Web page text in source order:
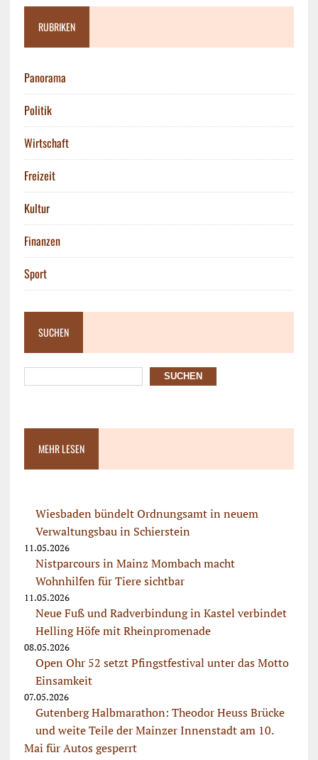
RUBRIKEN
Panorama
Politik
Wirtschaft
Freizeit
Kultur
Finanzen
Sport
SUCHEN
SUCHEN
MEHR LESEN
Wiesbaden bündelt Ordnungsamt in neuem
Verwaltungsbau in Schierstein
11.05.2026
Nistparcours in Mainz Mombach macht
Wohnhilfen für Tiere sichtbar
11.05.2026
Neue Fuß und Radverbindung in Kastel verbindet
Helling Höfe mit Rheinpromenade
08.05.2026
Open Ohr 52 setzt Pfingstfestival unter das Motto
Einsamkeit
07.05.2026
Gutenberg Halbmarathon: Theodor Heuss Brücke
und weite Teile der Mainzer Innenstadt am 10.
Mai für Autos gesperrt